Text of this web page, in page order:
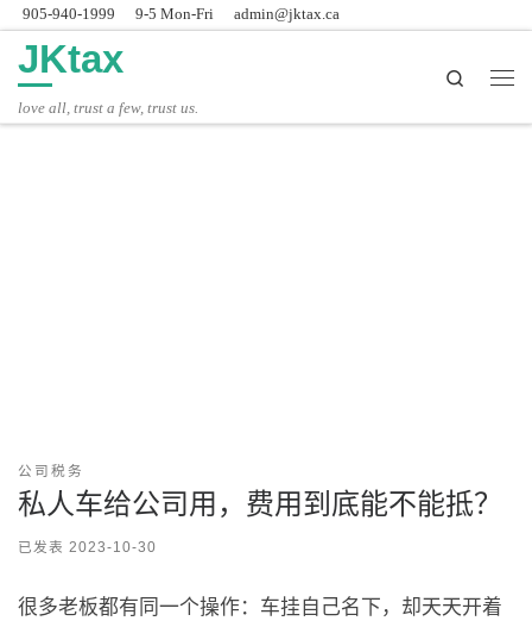
Skip to content
905-940-1999 9-5 Mon-Fri admin@jktax.ca
JKtax
love all, trust a few, trust us.
Search
公司税务
私人车给公司用，费用到底能不能抵？
已发表 2023-10-30
很多老板都有同一个操作：车挂自己名下，却天天开着